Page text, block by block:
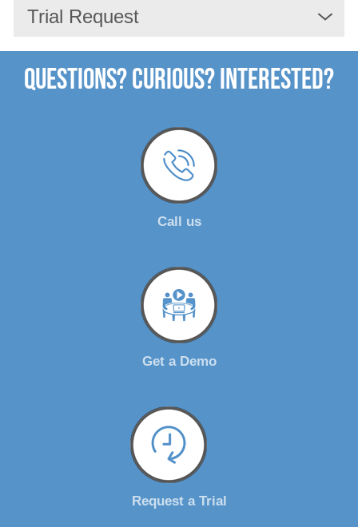
Trial Request
Questions? Curious? Interested?
Call us
Get a Demo
Request a Trial